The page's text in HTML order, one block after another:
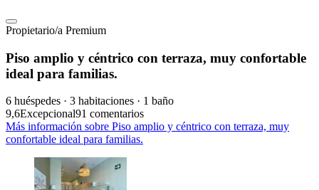
Propietario/a Premium
Piso amplio y céntrico con terraza, muy confortable
ideal para familias.
6 huéspedes · 3 habitaciones · 1 baño
9,6Excepcional91 comentarios
Más información sobre Piso amplio y céntrico con terraza, muy
confortable ideal para familias.